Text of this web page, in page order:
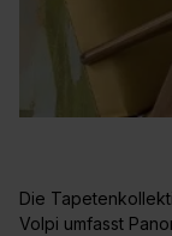
Die
Volpi umfasst